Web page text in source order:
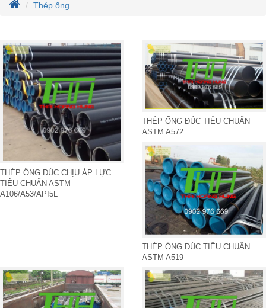
Thép ống
THÉP ỐNG ĐÚC CHỊU ÁP LỰC
TIÊU CHUẨN ASTM
A106/A53/API5L
THÉP ỐNG ĐÚC TIÊU CHUẨN
ASTM A572
THÉP ỐNG ĐÚC TIÊU CHUẨN
ASTM A519